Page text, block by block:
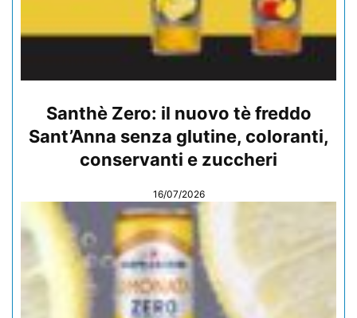
Santhè Zero: il nuovo tè freddo
Sant’Anna senza glutine, coloranti,
conservanti e zuccheri
16/07/2026